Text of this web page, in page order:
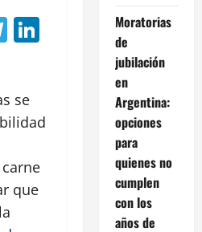
Telegram
LinkedIn
se
que
Moratorias
de
jubilación
en
Argentina:
opciones
para
quienes no
cumplen
con los
años de